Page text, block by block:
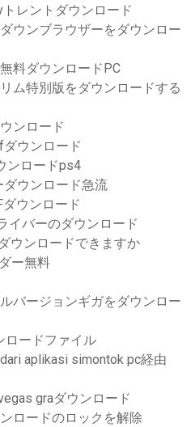
レントダウンロード
ウンブラウザーをダウンロー
料ダウンロードPC
ム特別版をダウンロードする
ンロード
ウンロード
ンロードps4
ウンロード急流
ウンロード
イバーのダウンロード
ウンロードできますか
ー無料
バージョンギガをダウンロー
ロードファイル
aplikasi simontok pc経由
graダウンロード
ロードのロックを解除